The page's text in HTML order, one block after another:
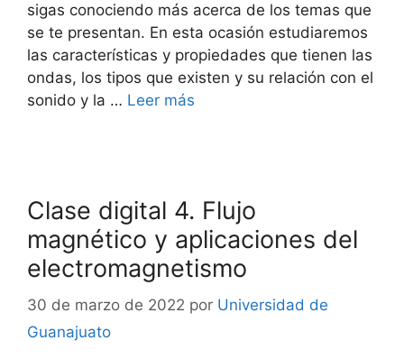
sigas conociendo más acerca de los temas que
se te presentan. En esta ocasión estudiaremos
las características y propiedades que tienen las
ondas, los tipos que existen y su relación con el
sonido y la … Leer más
Clase digital 4. Flujo
magnético y aplicaciones del
electromagnetismo
30 de marzo de 2022 por Universidad de
Guanajuato